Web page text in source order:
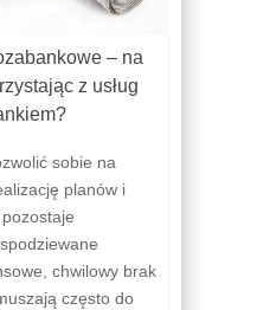
– na
z usług
sobie na
planów i
chwilowy brak
często do